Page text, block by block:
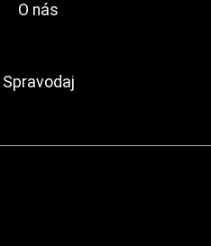
O nás
Spravodaj